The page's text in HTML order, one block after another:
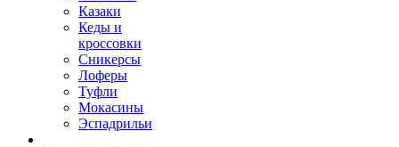
Казаки
Кеды и
кроссовки
Сникерсы
Лоферы
Туфли
Мокасины
Эспадрильи